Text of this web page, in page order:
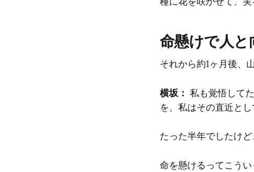
命懸けで人と
それから約1ヶ月後、
横坂： 私も覚悟して
を、私はその直近と
たった半年でしたけ
命を懸けるってこうい